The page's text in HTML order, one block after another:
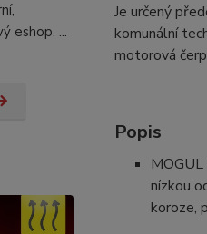
eshop. ...
Je určený
komunální
motorová
Popis
nízkou
koroze,